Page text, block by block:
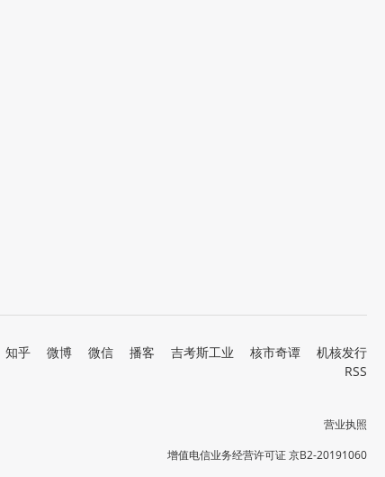
知乎 微博 微信 播客 吉考斯工业 核市奇谭
机核发行
RSS
营业执照
增值电信业务经营许可证 京B2-20191060